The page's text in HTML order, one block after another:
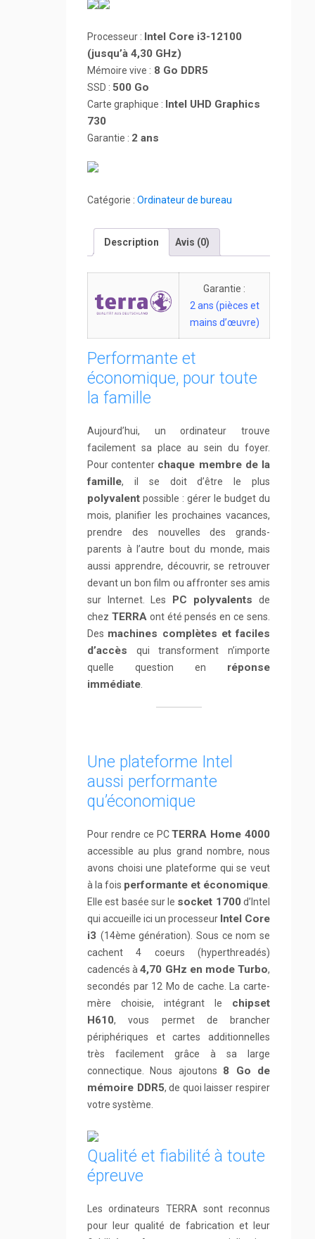
Processeur : Intel Core i3-12100
(jusqu’à 4,30 GHz)
Mémoire vive : 8 Go DDR5
SSD : 500 Go
Carte graphique : Intel UHD Graphics
730
Garantie : 2 ans
Catégorie : Ordinateur de bureau
Description Avis (0)
Garantie :
2 ans (pièces et
mains d’œuvre)
Performante et
économique, pour toute
la famille
Aujourd’hui, un ordinateur trouve
facilement sa place au sein du foyer.
Pour contenter chaque membre de la
famille, il se doit d’être le plus
polyvalent possible : gérer le budget du
mois, planifier les prochaines vacances,
prendre des nouvelles des grands-
parents à l’autre bout du monde, mais
aussi apprendre, découvrir, se retrouver
devant un bon film ou affronter ses amis
sur Internet. Les PC polyvalents de
chez TERRA ont été pensés en ce sens.
Des machines complètes et faciles
d’accès qui transforment n’importe
quelle question en réponse
immédiate
Une plateforme Intel
aussi performante
qu’économique
Pour rendre ce PCTERRA Home 4000
accessible au plus grand nombre, nous
avons choisi une plateforme qui se veut
à la fois performante et économique
Elle est basée sur le socket 1700d’Intel
qui accueille ici un processeur Intel Core
i3 (14ème génération). Sous ce nom se
cachent 4 coeurs (hyperthreadés)
cadencés à4,70 GHz en mode Turbo,
secondés par 12 Mo de cache. La carte-
mère choisie, intégrant le chipset
H610, vous permet de brancher
périphériques et cartes additionnelles
très facilement grâce à sa large
connectique. Nous ajoutons 8 Go de
mémoire DDR5, de quoi laisser respirer
votre système.
Qualité et fiabilité à toute
épreuve
Les ordinateurs TERRA sont reconnus
pour leur qualité de fabrication et leur